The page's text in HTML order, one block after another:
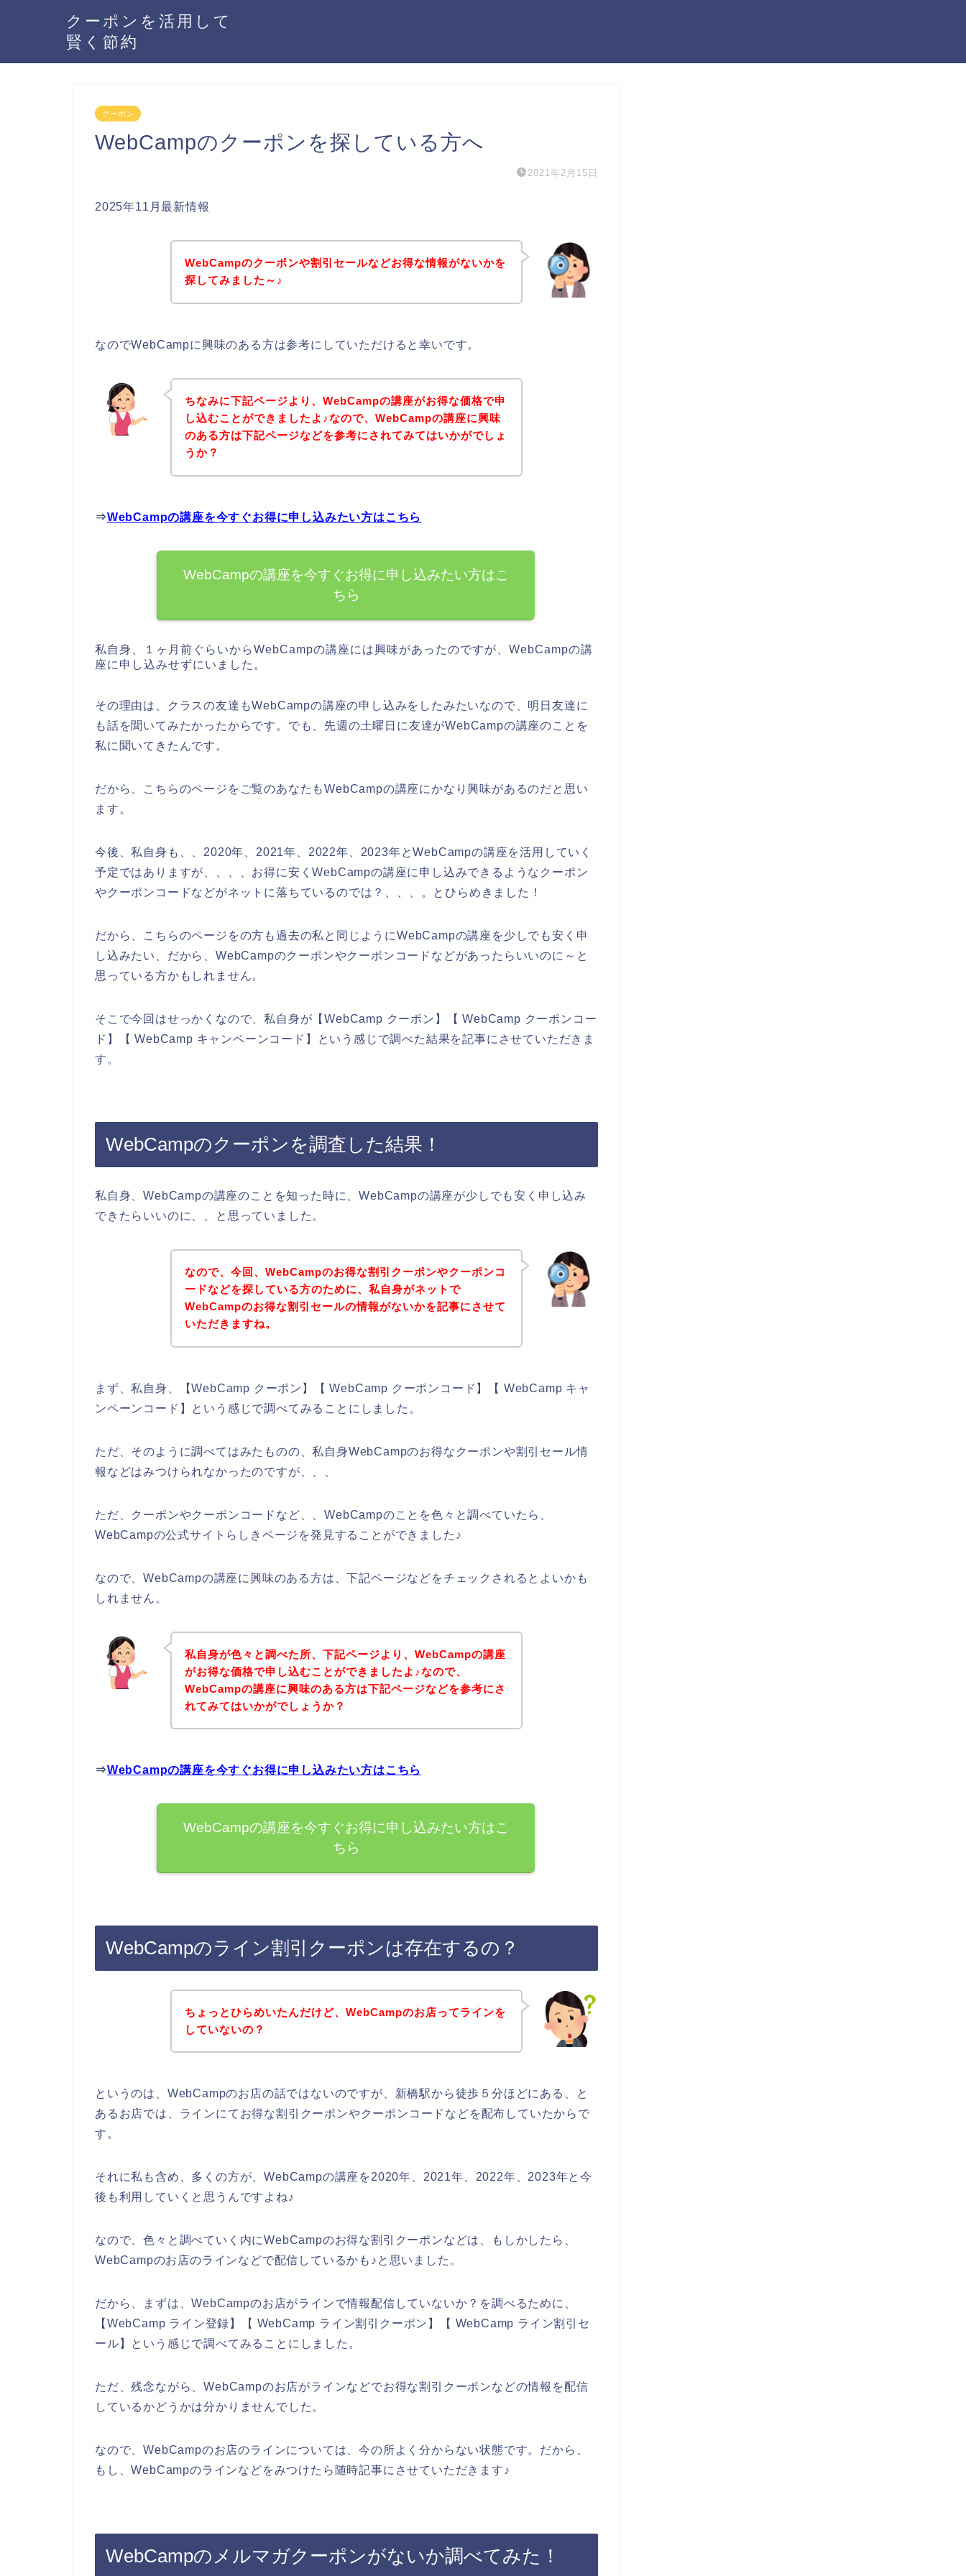
クーポンを活用して
賢く節約
クーポン
WebCampのクーポンを探している方へ
2021年2月15日
2025年11月最新情報
WebCampのクーポンや割引セールなどお得な情報がないかを
探してみました～♪
なのでWebCampに興味のある方は参考にしていただけると幸いです。
ちなみに下記ページより、WebCampの講座がお得な価格で申
し込むことができましたよ♪なので、WebCampの講座に興味
のある方は下記ページなどを参考にされてみてはいかがでしょ
うか？
⇒WebCampの講座を今すぐお得に申し込みたい方はこちら
WebCampの講座を今すぐお得に申し込みたい方はこ
ちら
私自身、１ヶ月前ぐらいからWebCampの講座には興味があったのですが、WebCampの講
座に申し込みせずにいました。
その理由は、クラスの友達もWebCampの講座の申し込みをしたみたいなので、明日友達に
も話を聞いてみたかったからです。でも、先週の土曜日に友達がWebCampの講座のことを
私に聞いてきたんです。
だから、こちらのページをご覧のあなたもWebCampの講座にかなり興味があるのだと思い
ます。
今後、私自身も、、2020年、2021年、2022年、2023年とWebCampの講座を活用していく
予定ではありますが、、、、お得に安くWebCampの講座に申し込みできるようなクーポン
やクーポンコードなどがネットに落ちているのでは？、、、。とひらめきました！
だから、こちらのページをの方も過去の私と同じようにWebCampの講座を少しでも安く申
し込みたい、だから、WebCampのクーポンやクーポンコードなどがあったらいいのに～と
思っている方かもしれません。
そこで今回はせっかくなので、私自身が【WebCamp クーポン】【 WebCamp クーポンコー
ド】【 WebCamp キャンペーンコード】という感じで調べた結果を記事にさせていただきま
す。
WebCampのクーポンを調査した結果！
私自身、WebCampの講座のことを知った時に、WebCampの講座が少しでも安く申し込み
できたらいいのに、、と思っていました。
なので、今回、WebCampのお得な割引クーポンやクーポンコ
ードなどを探している方のために、私自身がネットで
WebCampのお得な割引セールの情報がないかを記事にさせて
いただきますね。
まず、私自身、【WebCamp クーポン】【 WebCamp クーポンコード】【 WebCamp キャ
ンペーンコード】という感じで調べてみることにしました。
ただ、そのように調べてはみたものの、私自身WebCampのお得なクーポンや割引セール情
報などはみつけられなかったのですが、、、
ただ、クーポンやクーポンコードなど、、WebCampのことを色々と調べていたら、
WebCampの公式サイトらしきページを発見することができました♪
なので、WebCampの講座に興味のある方は、下記ページなどをチェックされるとよいかも
しれません。
私自身が色々と調べた所、下記ページより、WebCampの講座
がお得な価格で申し込むことができましたよ♪なので、
WebCampの講座に興味のある方は下記ページなどを参考にさ
れてみてはいかがでしょうか？
⇒WebCampの講座を今すぐお得に申し込みたい方はこちら
WebCampの講座を今すぐお得に申し込みたい方はこ
ちら
WebCampのライン割引クーポンは存在するの？
ちょっとひらめいたんだけど、WebCampのお店ってラインを
していないの？
というのは、WebCampのお店の話ではないのですが、新橋駅から徒歩５分ほどにある、と
あるお店では、ラインにてお得な割引クーポンやクーポンコードなどを配布していたからで
す。
それに私も含め、多くの方が、WebCampの講座を2020年、2021年、2022年、2023年と今
後も利用していくと思うんですよね♪
なので、色々と調べていく内にWebCampのお得な割引クーポンなどは、もしかしたら、
WebCampのお店のラインなどで配信しているかも♪と思いました。
だから、まずは、WebCampのお店がラインで情報配信していないか？を調べるために、
【WebCamp ライン登録】【 WebCamp ライン割引クーポン】【 WebCamp ライン割引セ
ール】という感じで調べてみることにしました。
ただ、残念ながら、WebCampのお店がラインなどでお得な割引クーポンなどの情報を配信
しているかどうかは分かりませんでした。
なので、WebCampのお店のラインについては、今の所よく分からない状態です。だから、
もし、WebCampのラインなどをみつけたら随時記事にさせていただきます♪
WebCampのメルマガクーポンがないか調べてみた！